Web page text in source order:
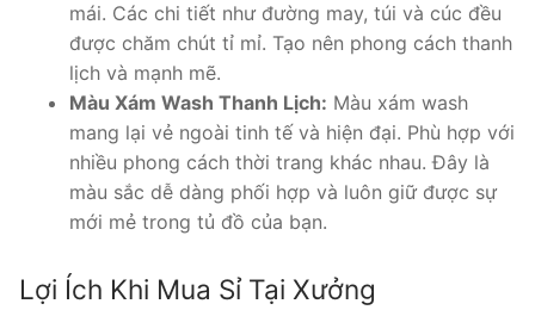
mái. Các chi tiết như đường may, túi và cúc đều
được chăm chút tỉ mỉ. Tạo nên phong cách thanh
lịch và mạnh mẽ.
Màu Xám Wash Thanh Lịch: Màu xám wash
mang lại vẻ ngoài tinh tế và hiện đại. Phù hợp với
nhiều phong cách thời trang khác nhau. Đây là
màu sắc dễ dàng phối hợp và luôn giữ được sự
mới mẻ trong tủ đồ của bạn.
Lợi Ích Khi Mua Sỉ Tại Xưởng